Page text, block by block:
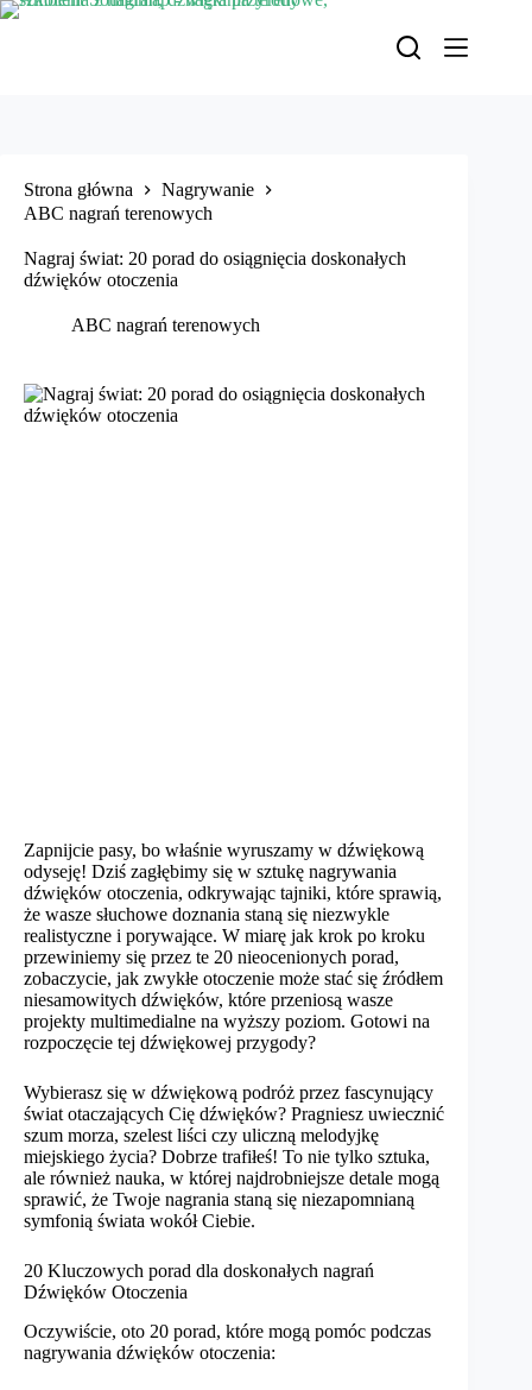
Przejdź
Strona główna
Nagrywanie
ABC nagrań terenowych
Nagraj świat: 20 porad do osiągnięcia doskonałych
dźwięków otoczenia
ABC nagrań terenowych
Zapnijcie pasy, bo właśnie wyruszamy w dźwiękową
odyseję! Dziś zagłębimy się w sztukę nagrywania
dźwięków otoczenia, odkrywając tajniki, które sprawią,
że wasze słuchowe doznania staną się niezwykle
realistyczne i porywające. W miarę jak krok po kroku
przewiniemy się przez te 20 nieocenionych porad,
zobaczycie, jak zwykłe otoczenie może stać się źródłem
niesamowitych dźwięków, które przeniosą wasze
projekty multimedialne na wyższy poziom. Gotowi na
rozpoczęcie tej dźwiękowej przygody?
Wybierasz się w dźwiękową podróż przez fascynujący
świat otaczających Cię dźwięków? Pragniesz uwiecznić
szum morza, szelest liści czy uliczną melodyjkę
miejskiego życia? Dobrze trafiłeś! To nie tylko sztuka,
ale również nauka, w której najdrobniejsze detale mogą
sprawić, że Twoje nagrania staną się niezapomnianą
symfonią świata wokół Ciebie.
20 Kluczowych porad dla doskonałych nagrań
Dźwięków Otoczenia
Oczywiście, oto 20 porad, które mogą pomóc podczas
nagrywania dźwięków otoczenia: